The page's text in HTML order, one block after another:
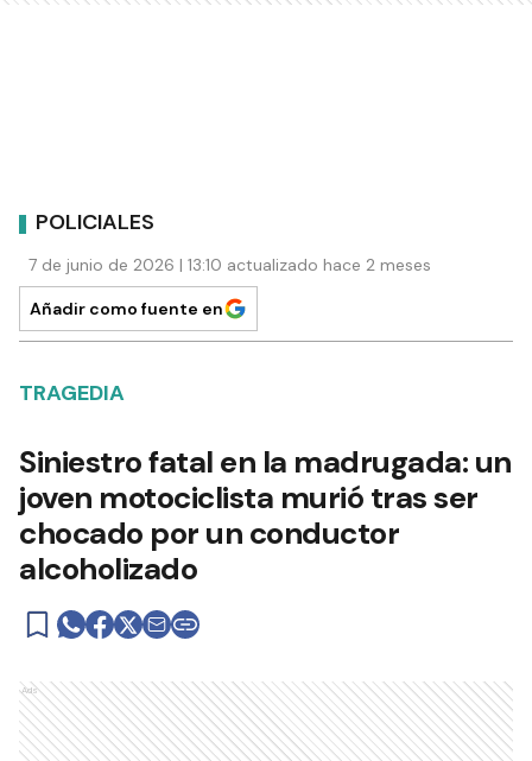
POLICIALES
7 de junio de 2026 | 13:10 actualizado hace 2 meses
Añadir como fuente en
TRAGEDIA
Siniestro fatal en la madrugada: un
joven motociclista murió tras ser
chocado por un conductor
alcoholizado
Ads